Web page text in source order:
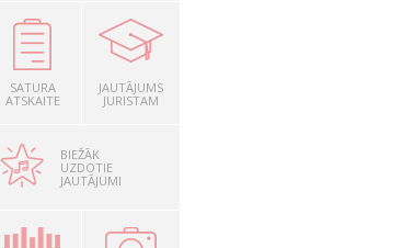
SATURA
ATSKAITE
JAUTĀJUMS
JURISTAM
BIEŽĀK
UZDOTIE
JAUTĀJUMI